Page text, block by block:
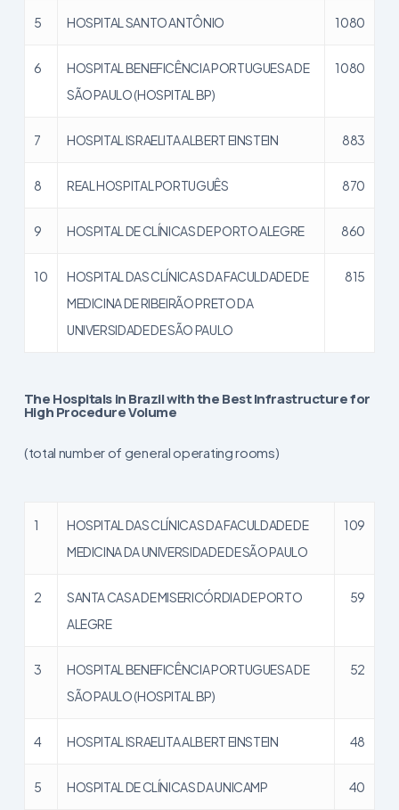
5 HOSPITAL SANTO ANTÔNIO 1080
6
HOSPITAL BENEFICÊNCIA PORTUGUESA DE
SÃO PAULO (HOSPITAL BP)
1080
7 HOSPITAL ISRAELITA ALBERT EINSTEIN 883
8 REAL HOSPITAL PORTUGUÊS 870
9 HOSPITAL DE CLÍNICAS DE PORTO ALEGRE 860
10
HOSPITAL DAS CLÍNICAS DA FACULDADE DE
MEDICINA DE RIBEIRÃO PRETO DA
UNIVERSIDADE DE SÃO PAULO
815
The Hospitals in Brazil with the Best Infrastructure for
High Procedure Volume
(total number of general operating rooms)
1
HOSPITAL DAS CLÍNICAS DA FACULDADE DE
MEDICINA DA UNIVERSIDADE DE SÃO PAULO
109
2
SANTA CASA DE MISERICÓRDIA DE PORTO
ALEGRE
59
3
HOSPITAL BENEFICÊNCIA PORTUGUESA DE
SÃO PAULO (HOSPITAL BP)
52
4 HOSPITAL ISRAELITA ALBERT EINSTEIN 48
5 HOSPITAL DE CLÍNICAS DA UNICAMP 40